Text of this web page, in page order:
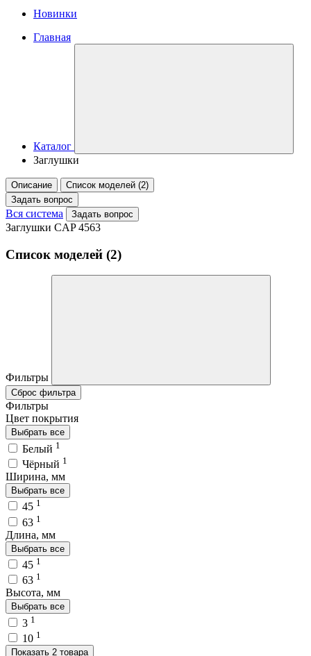
Новинки
Главная
Каталог
Заглушки
Описание
Список моделей (2)
Задать вопрос
Вся система Задать вопрос
Заглушки CAP 4563
Список моделей (2)
Фильтры
Сброс фильтра
Фильтры
Цвет покрытия
Выбрать все
Белый 1
Чёрный 1
Ширина, мм
Выбрать все
45 1
63 1
Длина, мм
Выбрать все
45 1
63 1
Высота, мм
Выбрать все
3 1
10 1
Показать 2 товара